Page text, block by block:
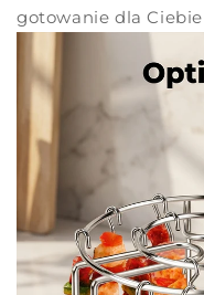
gotowanie dla